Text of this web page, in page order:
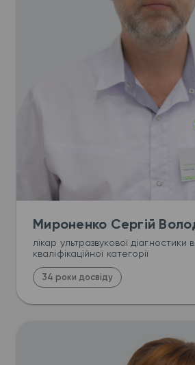
Мироненко Сергій
лікар ультразвукової діагностики
кваліфікаційної категорії
34 роки досвіду